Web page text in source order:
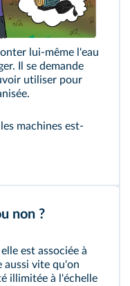
lui-même l'eau
Il se demande
utiliser pour
machines est-
non ?
est associée à
aussi vite qu'on
illimitée à l'échelle